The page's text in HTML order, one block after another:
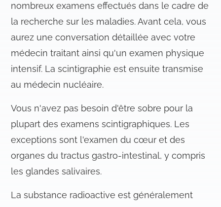
nombreux examens effectués dans le cadre de
la recherche sur les maladies. Avant cela, vous
aurez une conversation détaillée avec votre
médecin traitant ainsi qu'un examen physique
intensif. La scintigraphie est ensuite transmise
au médecin nucléaire.
Vous n'avez pas besoin d'être sobre pour la
plupart des examens scintigraphiques. Les
exceptions sont l'examen du cœur et des
organes du tractus gastro-intestinal, y compris
les glandes salivaires.
La substance radioactive est généralement